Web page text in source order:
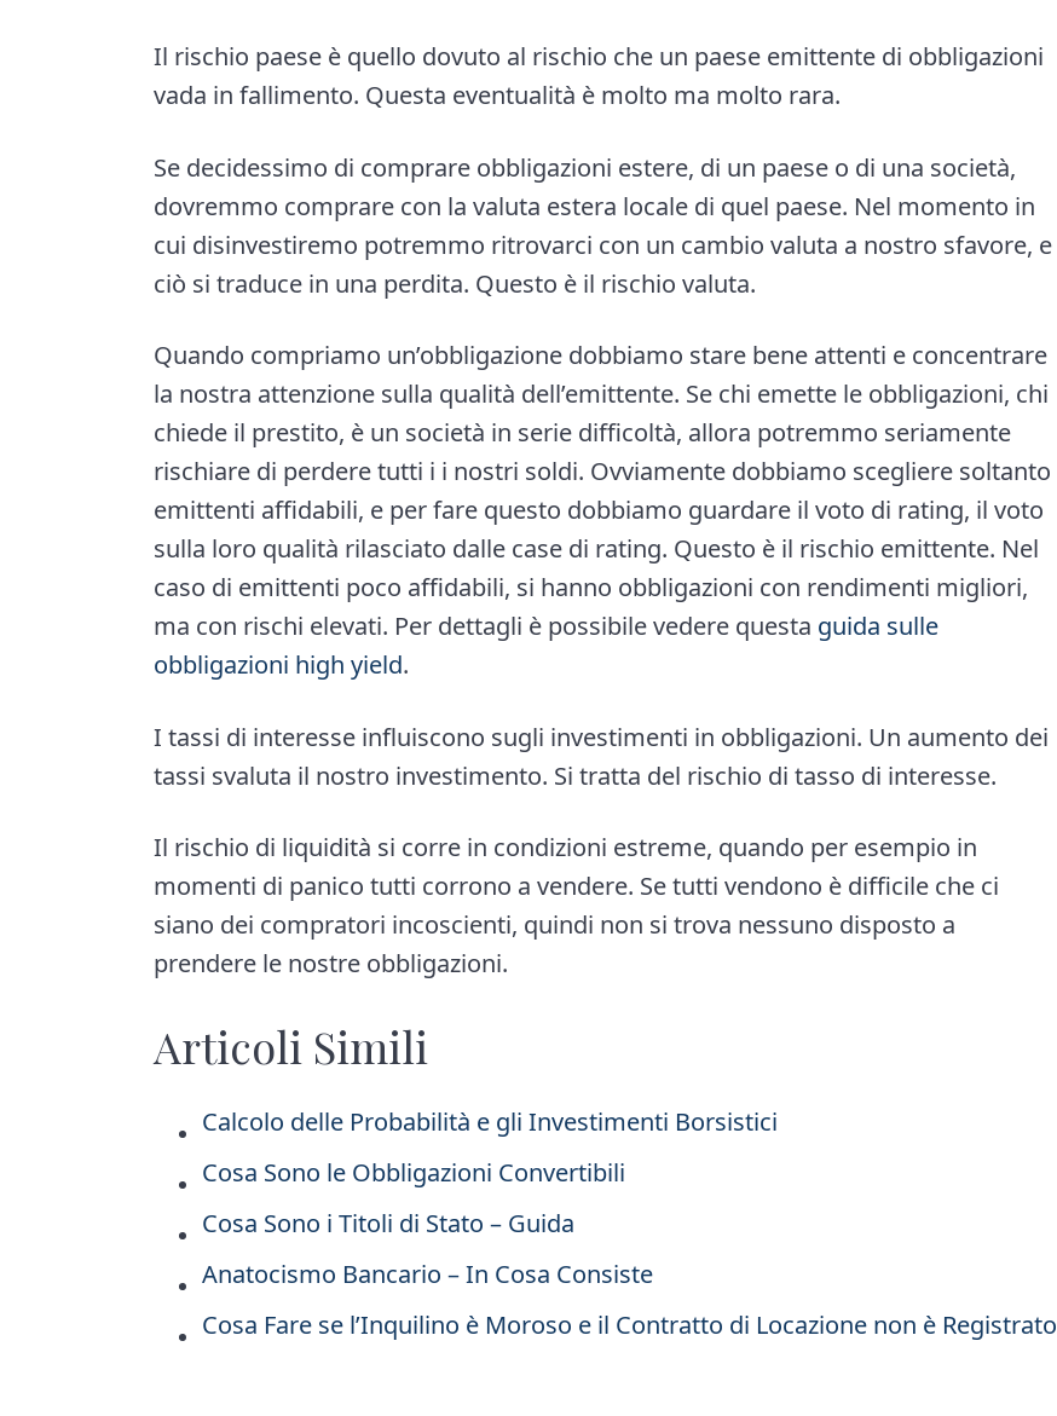
Il rischio paese è quello dovuto al rischio che un paese emittente di obbligazioni
vada in fallimento. Questa eventualità è molto ma molto rara.
Se decidessimo di comprare obbligazioni estere, di un paese o di una società,
dovremmo comprare con la valuta estera locale di quel paese. Nel momento in
cui disinvestiremo potremmo ritrovarci con un cambio valuta a nostro sfavore, e
ciò si traduce in una perdita. Questo è il rischio valuta.
Quando compriamo un’obbligazione dobbiamo stare bene attenti e concentrare
la nostra attenzione sulla qualità dell’emittente. Se chi emette le obbligazioni, chi
chiede il prestito, è un società in serie difficoltà, allora potremmo seriamente
rischiare di perdere tutti i i nostri soldi. Ovviamente dobbiamo scegliere soltanto
emittenti affidabili, e per fare questo dobbiamo guardare il voto di rating, il voto
sulla loro qualità rilasciato dalle case di rating. Questo è il rischio emittente. Nel
caso di emittenti poco affidabili, si hanno obbligazioni con rendimenti migliori,
ma con rischi elevati. Per dettagli è possibile vedere questa guida sulle
obbligazioni high yield.
I tassi di interesse influiscono sugli investimenti in obbligazioni. Un aumento dei
tassi svaluta il nostro investimento. Si tratta del rischio di tasso di interesse.
Il rischio di liquidità si corre in condizioni estreme, quando per esempio in
momenti di panico tutti corrono a vendere. Se tutti vendono è difficile che ci
siano dei compratori incoscienti, quindi non si trova nessuno disposto a
prendere le nostre obbligazioni.
Articoli Simili
Calcolo delle Probabilità e gli Investimenti Borsistici
Cosa Sono le Obbligazioni Convertibili
Cosa Sono i Titoli di Stato – Guida
Anatocismo Bancario – In Cosa Consiste
Cosa Fare se l’Inquilino è Moroso e il Contratto di Locazione non è Registrato